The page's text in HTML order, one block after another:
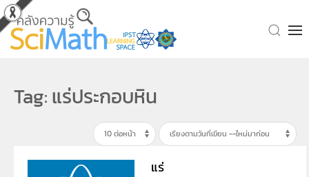
Skip to main content
Tag: แร่ประกอบหิน
แร่